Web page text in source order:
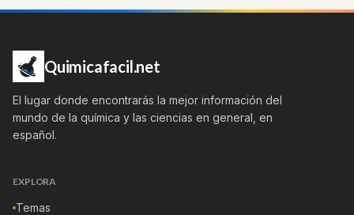
Quimicafacil.net
El lugar donde encontrarás la mejor información del
mundo de la química y las ciencias en general, en
español.
EXPLORA
Temas